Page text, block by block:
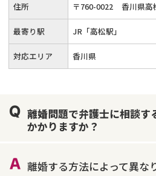
住所 〒760-0022 香川県高
最寄り駅 JR「高松駅」
対応エリア 香川県
離婚問題で弁護士に相談す
かかりますか？
離婚する方法によって異な